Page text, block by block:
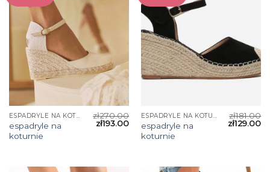
ESPADRYLE NA KOTURNIE
espadryle na
koturnie
zł270.00
zł193.00
espadryle na
koturnie
zł181.00
zł129.00